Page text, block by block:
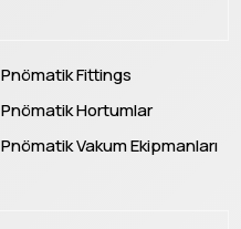
Pnömatik Fittings
Pnömatik Hortumlar
Pnömatik Vakum Ekipmanları